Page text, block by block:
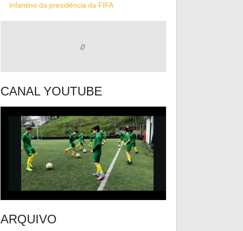
Infantino da presidência da FIFA
CANAL YOUTUBE
ARQUIVO